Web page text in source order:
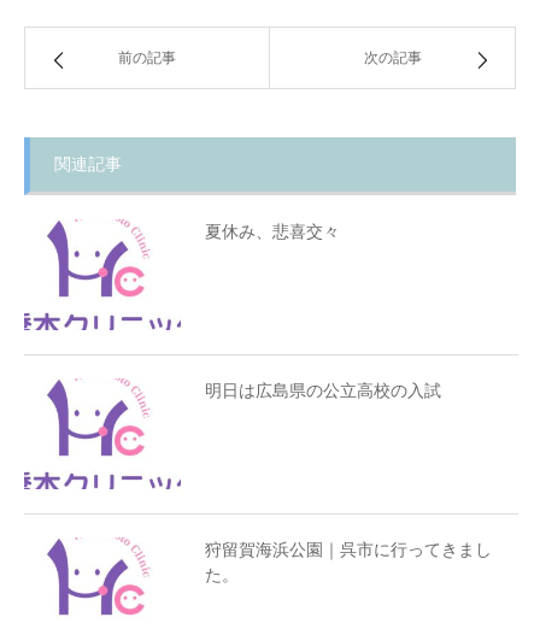
前の記事 次の記事
関連記事
夏休み、悲喜交々
明日は広島県の公立高校の入試
狩留賀海浜公園｜呉市に行ってきまし
た。